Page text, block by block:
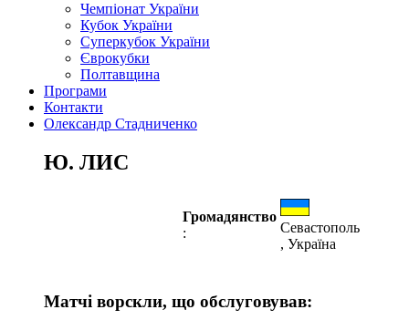
Чемпіонат України
Кубок України
Суперкубок України
Єврокубки
Полтавщина
Програми
Контакти
Олександр Стадниченко
Ю. ЛИС
Громадянство
:
Севастополь
, Україна
Матчі ворскли, що обслуговував: